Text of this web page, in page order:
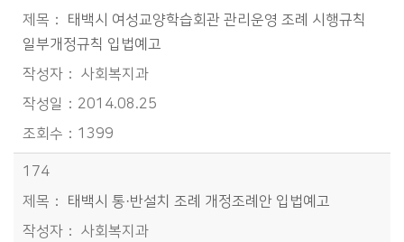
태백시 여성교양학습회관 관리운영 조례 시행규칙
일부개정규칙 입법예고
사회복지과
2014.08.25
1399
174
태백시 통·반설치 조례 개정조례안 입법예고
사회복지과